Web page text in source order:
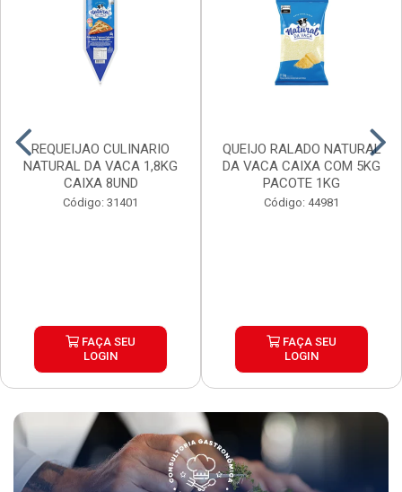
REQUEIJAO CULINARIO
NATURAL DA VACA 1,8KG
CAIXA 8UND
Código: 31401
FAÇA SEU
LOGIN
QUEIJO RALADO NATURAL
DA VACA CAIXA COM 5KG
PACOTE 1KG
Código: 44981
FAÇA SEU
LOGIN